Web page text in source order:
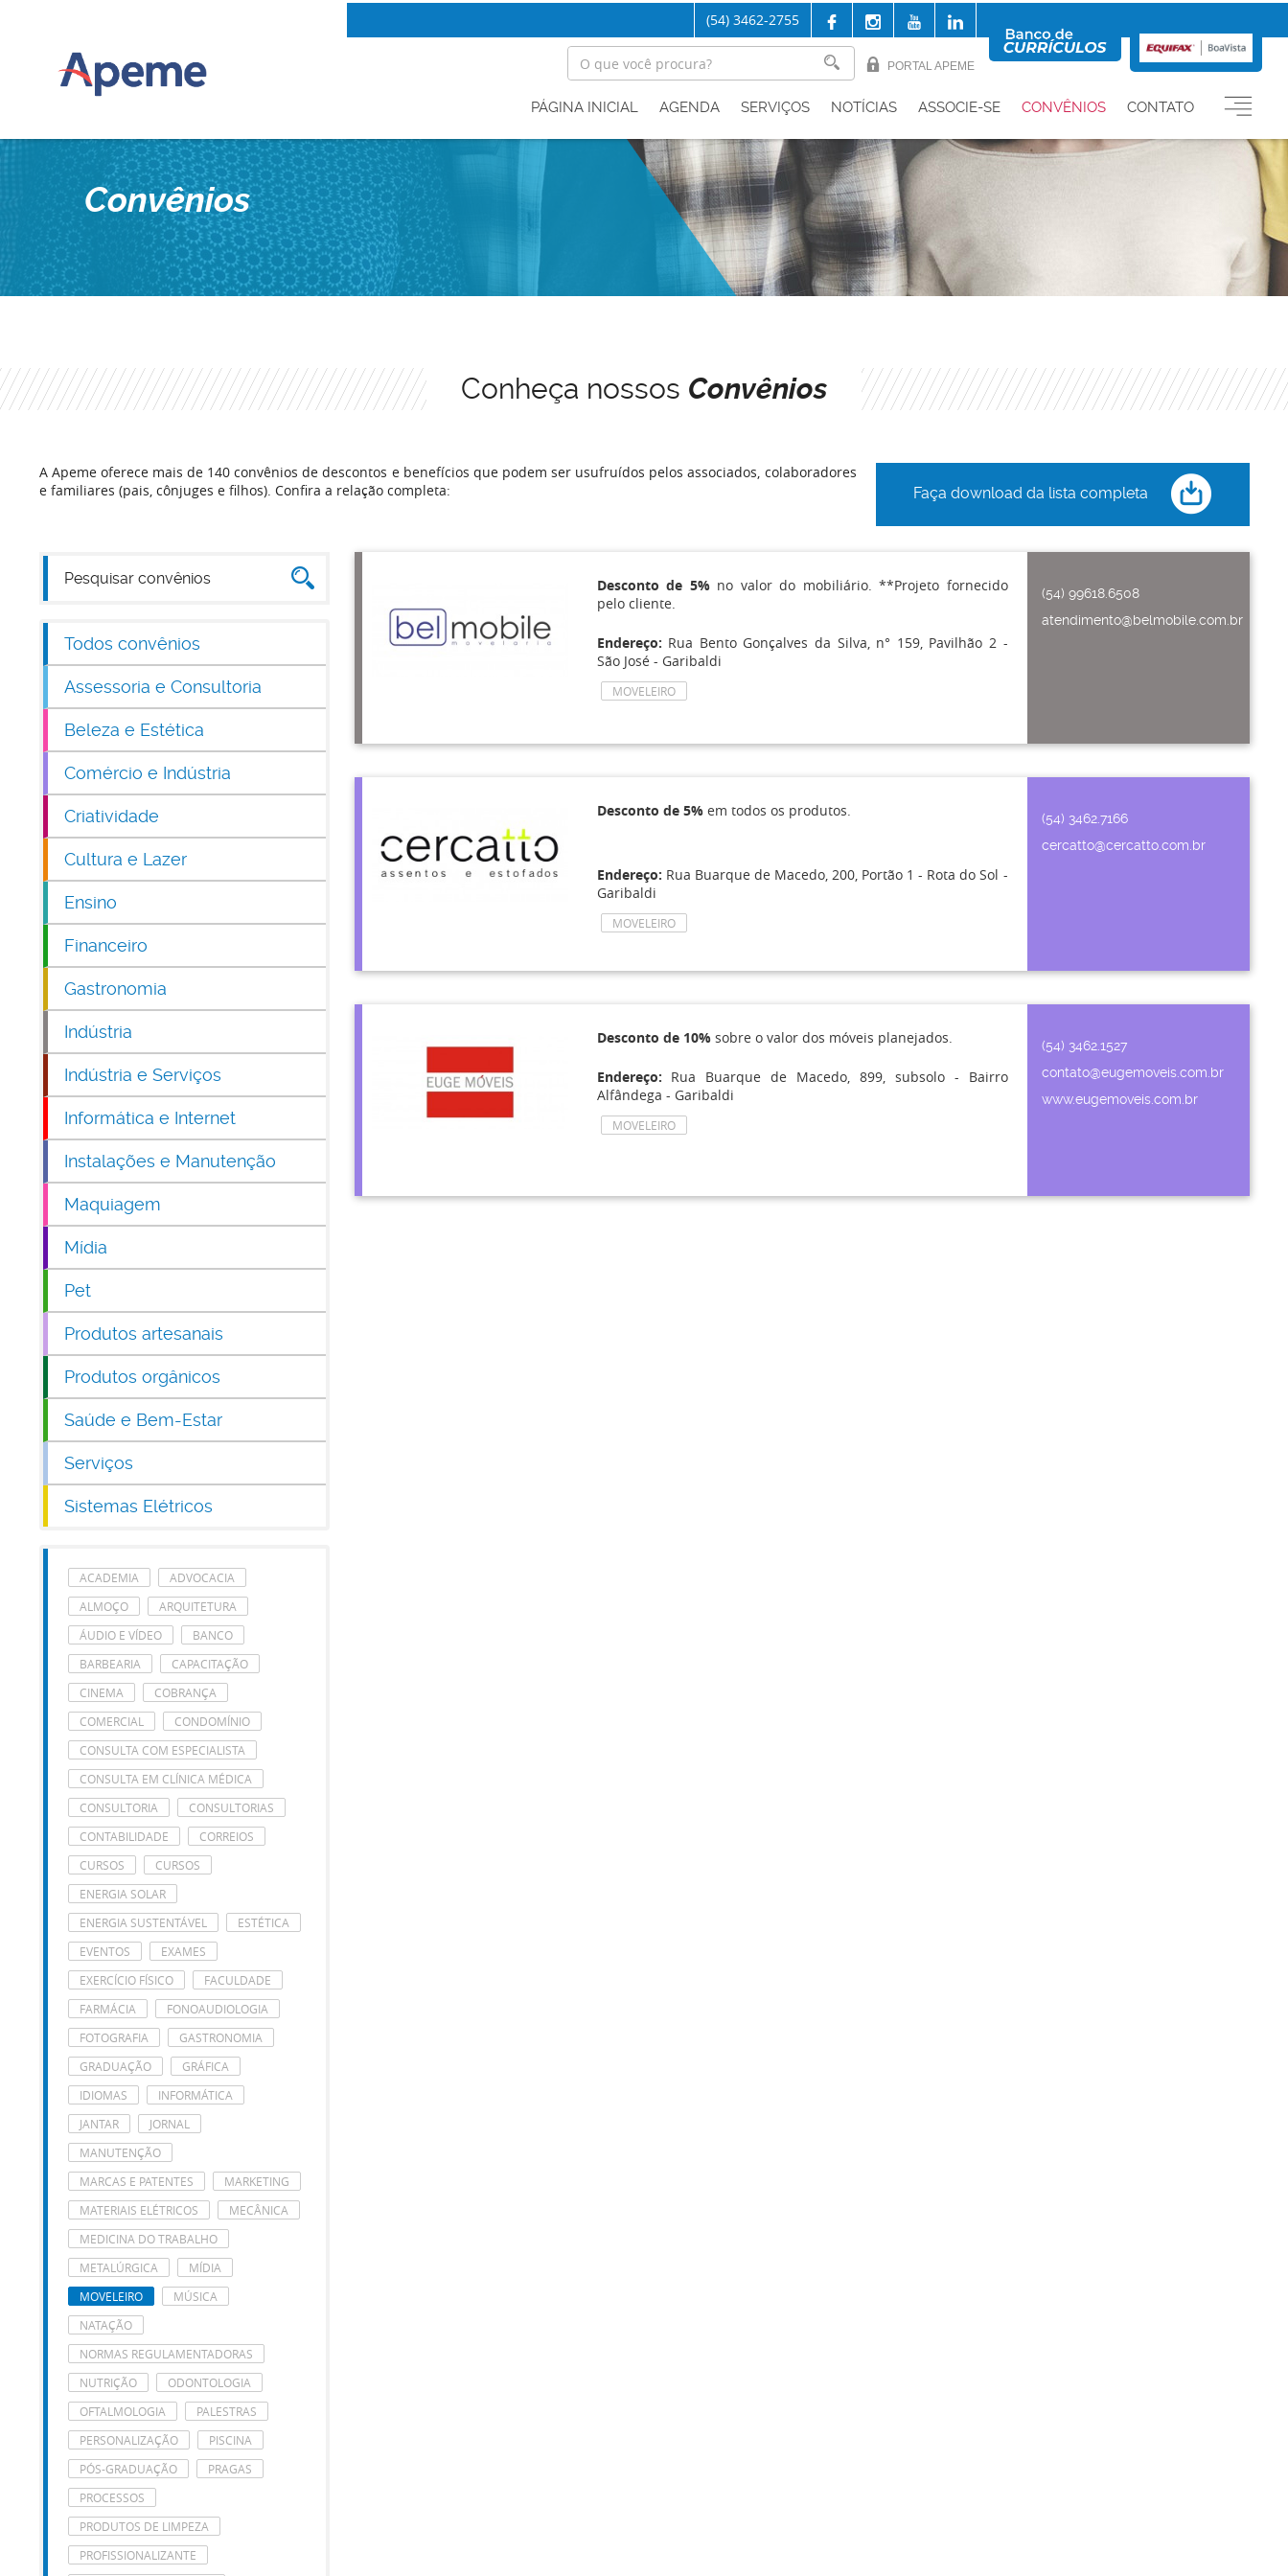
(54) 3462-2755
PORTAL APEME
PÁGINA INICIAL AGENDA SERVIÇOS NOTÍCIAS ASSOCIE-SE CONVÊNIOS CONTATO
Convênios
Conheça nossos Convênios
A Apeme oferece mais de 140 convênios de descontos e benefícios que podem ser usufruídos pelos associados, colaboradores
e familiares (pais, cônjuges e filhos). Confira a relação completa:
Faça download da lista completa
Todos convênios
Assessoria e Consultoria
Beleza e Estética
Comércio e Indústria
Criatividade
Cultura e Lazer
Ensino
Financeiro
Gastronomia
Indústria
Indústria e Serviços
Informática e Internet
Instalações e Manutenção
Maquiagem
Mídia
Pet
Produtos artesanais
Produtos orgânicos
Saúde e Bem-Estar
Serviços
Sistemas Elétricos
ACADEMIA
ADVOCACIA
ALMOÇO
ARQUITETURA
ÁUDIO E VÍDEO
BANCO
BARBEARIA
CAPACITAÇÃO
CINEMA
COBRANÇA
COMERCIAL
CONDOMÍNIO
CONSULTA COM ESPECIALISTA
CONSULTA EM CLÍNICA MÉDICA
CONSULTORIA
CONSULTORIAS
CONTABILIDADE
CORREIOS
CURSOS
CURSOS
ENERGIA SOLAR
ENERGIA SUSTENTÁVEL
ESTÉTICA
EVENTOS
EXAMES
EXERCÍCIO FÍSICO
FACULDADE
FARMÁCIA
FONOAUDIOLOGIA
FOTOGRAFIA
GASTRONOMIA
GRADUAÇÃO
GRÁFICA
IDIOMAS
INFORMÁTICA
JANTAR
JORNAL
MANUTENÇÃO
MARCAS E PATENTES
MARKETING
MATERIAIS ELÉTRICOS
MECÂNICA
MEDICINA DO TRABALHO
METALÚRGICA
MÍDIA
MOVELEIRO
MÚSICA
NATAÇÃO
NORMAS REGULAMENTADORAS
NUTRIÇÃO
ODONTOLOGIA
OFTALMOLOGIA
PALESTRAS
PERSONALIZAÇÃO
PISCINA
PÓS-GRADUAÇÃO
PRAGAS
PROCESSOS
PRODUTOS DE LIMPEZA
PROFISSIONALIZANTE
Desconto de 5% no valor do mobiliário. **Projeto fornecido
pelo cliente.
Endereço: Rua Bento Gonçalves da Silva, n° 159, Pavilhão 2 -
São José - Garibaldi
MOVELEIRO
(54) 99618.6508
atendimento@belmobile.com.br
Desconto de 5% em todos os produtos.
Endereço: Rua Buarque de Macedo, 200, Portão 1 - Rota do Sol -
Garibaldi
MOVELEIRO
(54) 3462.7166
cercatto@cercatto.com.br
Desconto de 10% sobre o valor dos móveis planejados.
Endereço: Rua Buarque de Macedo, 899, subsolo - Bairro
Alfândega - Garibaldi
MOVELEIRO
(54) 3462.1527
contato@eugemoveis.com.br
www.eugemoveis.com.br